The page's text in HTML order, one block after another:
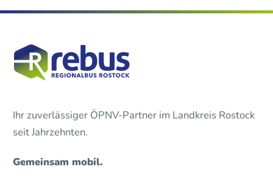
Ihr zuverlässiger ÖPNV-Partner im Landkreis Rostock
seit Jahrzehnten.
Gemeinsam mobil.